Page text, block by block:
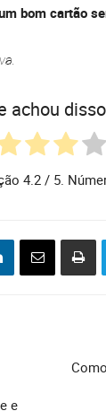
bom cartão
achou
4.2 / 5.
e